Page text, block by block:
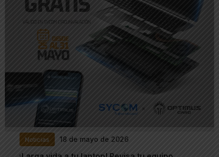
Noticias 18 de mayo de 2026